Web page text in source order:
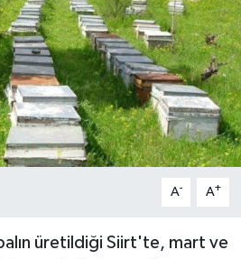
A- A+
üretildiği Siirt'te, mart ve